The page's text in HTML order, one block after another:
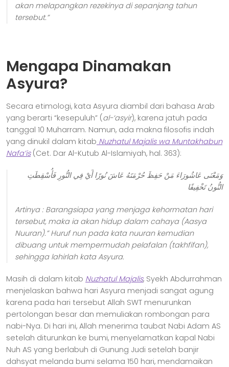
akan melapangkan rezekinya di sepanjang tahun
tersebut.”
Mengapa Dinamakan
Asyura?
Secara etimologi, kata Asyura diambil dari bahasa Arab
yang berarti “kesepuluh” (al-‘asyir), karena jatuh pada
tanggal 10 Muharram. Namun, ada makna filosofis indah
yang dinukil dalam kitab Nuzhatul Majalis wa Muntakhabun
Nafa’is(Cet. Dar Al-Kutub Al-Islamiyah, hal. 363):
وَمَعْنَى عَاشُورَاءَ مَنْ حَفِظَ حُرْمَتَهُ عَاشَ نُورًا أَيْ فِي النُّورِ فَأُسْقِطَتِ
النُّونُ تَخْفِيفًا
Artinya : Barangsiapa yang menjaga kehormatan hari
tersebut, maka ia akan hidup dalam cahaya (Aasya
Nuuran).” Huruf nun pada kata nuuran kemudian
dibuang untuk mempermudah pelafalan (takhfifan),
sehingga lahirlah kata Asyura.
Masih di dalam kitab Nuzhatul Majalis, Syekh Abdurrahman
menjelaskan bahwa hari Asyura menjadi sangat agung
karena pada hari tersebut Allah SWT menurunkan
pertolongan besar dan memuliakan rombongan para
nabi-Nya. Di hari ini, Allah menerima taubat Nabi Adam AS
setelah diturunkan ke bumi, menyelamatkan kapal Nabi
Nuh AS yang berlabuh di Gunung Judi setelah banjir
dahsyat melanda bumi selama 150 hari, mendamaikan